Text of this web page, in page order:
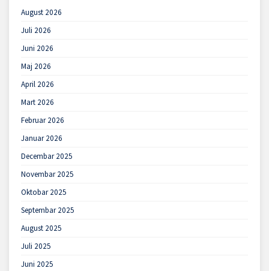
August 2026
Juli 2026
Juni 2026
Maj 2026
April 2026
Mart 2026
Februar 2026
Januar 2026
Decembar 2025
Novembar 2025
Oktobar 2025
Septembar 2025
August 2025
Juli 2025
Juni 2025